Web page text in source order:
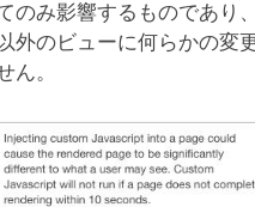
のみ影響するものであり
外のビューに何らかの変
ん。